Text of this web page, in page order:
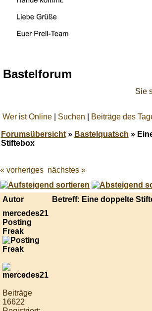
Bastelforum
Sie
Wer ist Online Suchen Beiträge des
Forumsübersicht» Bastelquatsch »
Stiftebox
Best
online
live
casino
« vorheriges nächstes »
Autor
Betreff: Eine doppelte
mercedes21
Posting
Freak
Beiträge
16622